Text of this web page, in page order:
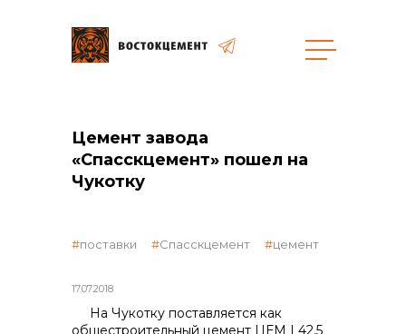
общая информация
Цемент завода
«Спасскцемент» пошел на
Чукотку
17.07.2018
поставки Спасскцемент цемент
На Чукотку поставляется как
общестроительный це­мент ЦЕМ I 42,5